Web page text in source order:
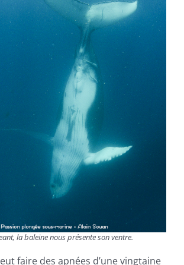
la baleine nous présente son ventre.
faire des apnées d’une vingtaine